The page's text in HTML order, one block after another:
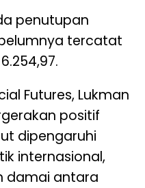
penutupan
tercatat
Futures, Lukman
positif
dipengaruhi
internasional,
damai antara